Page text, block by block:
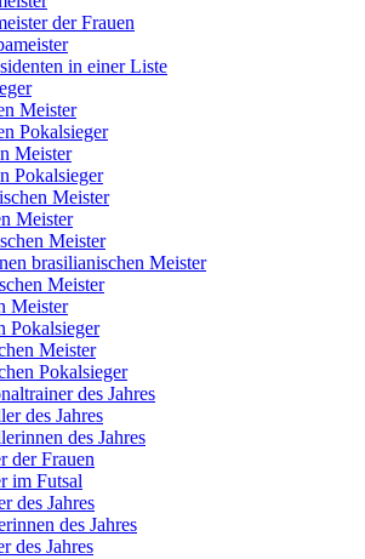
der Frauen
in einer Liste
Meister
Pokalsieger
Meister
Pokalsieger
Meister
Meister
Meister
brasilianischen Meister
Meister
Meister
Pokalsieger
Meister
Pokalsieger
des Jahres
des Jahres
des Jahres
der Frauen
im Futsal
des Jahres
des Jahres
des Jahres